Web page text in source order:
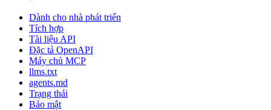
Dành cho nhà phát triển
Tích hợp
Tài liệu API
Đặc tả OpenAPI
Máy chủ MCP
llms.txt
agents.md
Trạng thái
Bảo mật